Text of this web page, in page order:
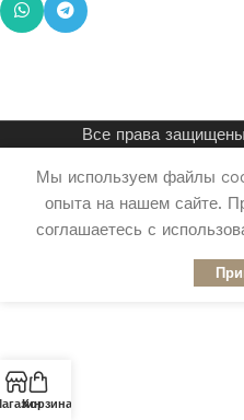
Все права
Корзина
Мы используем файлы
опыта на нашем сайте.
соглашаетесь с